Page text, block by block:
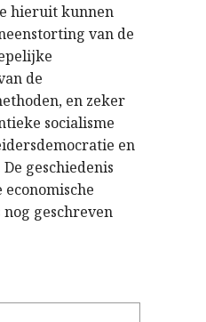
hieruit kunnen
van de
de
en zeker
socialisme
en
geschiedenis
geschreven